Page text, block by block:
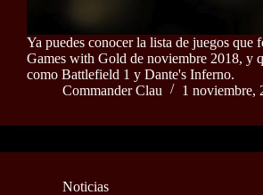
Ya puedes conocer la lista de juegos que
Games with Gold de noviembre 2018, y
como Battlefield 1 y Dante's Inferno.
Commander Clau
1 noviembre,
Noticias